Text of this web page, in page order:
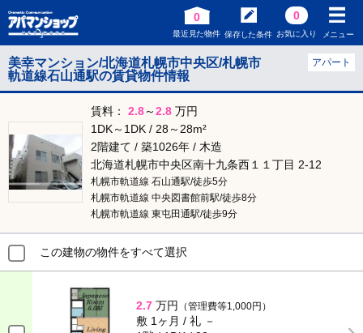
0
最近見た物件 保存した条件
0
お気に入り メニュー
美幸マンション/北海道札幌市中央区/札幌市
軌道線石山通駅の賃貸物件情報
アパート
賃料： 2.8～2.8 万円
1DK～1DK / 28～28m²
2階建て / 築1026年 / 木造
北海道札幌市中央区南十九条西１１丁目 2-12
札幌市軌道線 石山通駅/徒歩5分
札幌市軌道線 中央図書館前駅/徒歩8分
札幌市軌道線 東屯田通駅/徒歩9分
この建物の物件をすべて選択
2.7 万円 （管理費等1,000円）
敷 1ヶ月 / 礼 －